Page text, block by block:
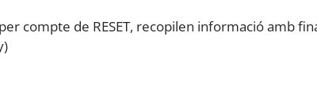
compte de RESET, recopilen informació amb